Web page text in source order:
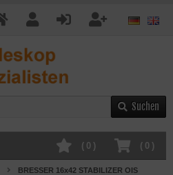
Suchen
( 0 )
( 0 )
BRESSER 16x42 STABILIZER OIS